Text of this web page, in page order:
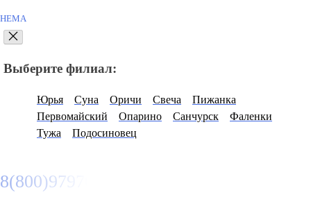
НЕМА
Выберите филиал:
Юрья Суна Оричи Свеча
Пижанка
Первомайский
Опарино Санчурск
Фаленки
Тужа
Подосиновец
8(800)9797043